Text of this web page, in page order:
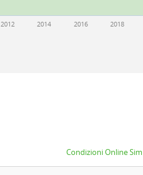
2012 2014 2016 2018
Condizioni Online Sim